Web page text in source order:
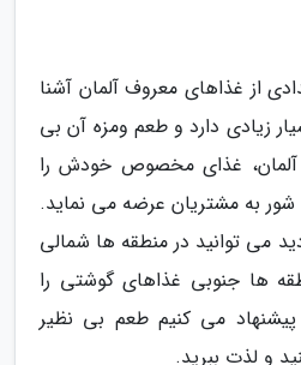
از غذاهای معروف آلمان آشنا
زیادی دارد و طعم ومزه آن بی
آلمان، غذای مخصوص خودش را
شور به مشتریان عرضه می نماید.
می توانید در منطقه ها شمالی
ها جنوبی غذاهای گوشتی را
می کنیم طعم بی نظیر
و لذت ببرید.